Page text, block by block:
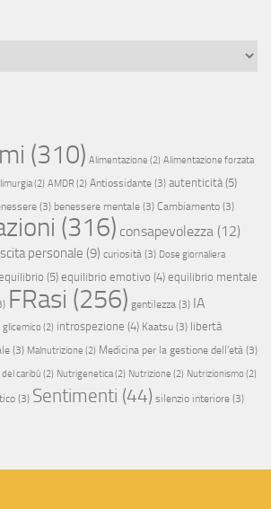
(310) Alimentazione (2) Alimentazione forzata
(2) AMDR (2) Antiossidante (3) autenticità(5)
(3) benessere mentale (3) Cambiamento (3)
(316) consapevolezza (12)
personale (9) curiosità (3) Dose giornaliera
(5) equilibrio emotivo (4) equilibrio mentale
FRasi (256) gentilezza (3) IA
glicemico (2) introspezione (4) Kaatsu (3) libertà
(3) Malnutrizione (2) Medicina per la gestione dell'età (3)
caribù (2) Nutrigenetica(2) Nutrizione (2) Nutrizionismo (2)
(3) Sentimenti (44) silenzio interiore (3)